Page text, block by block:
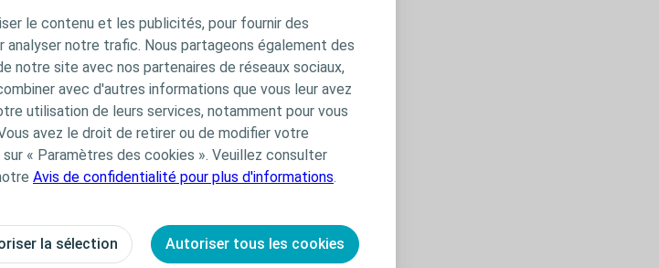
le contenu et les publicités, pour fournir des
notre trafic. Nous partageons également des
notre site avec nos partenaires de réseaux sociaux,
avec d'autres informations que vous leur avez
utilisation de leurs services, notamment pour vous
avez le droit de retirer ou de modifier votre
« Paramètres des cookies ». Veuillez consulter
Avis de confidentialité pour plus d'informations.
la sélection Autoriser tous les cookies
de toilette, destiné à
qui portent, au titre de
chaque produit avant